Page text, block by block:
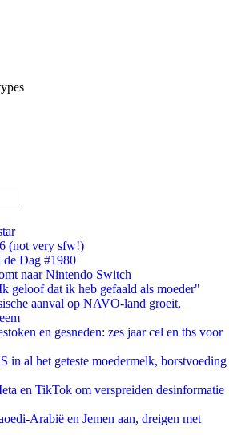
(not very sfw!)
de Dag #1980
naar Nintendo Switch
geloof dat ik heb gefaald als moeder"
aanval op NAVO-land groeit,
en gesneden: zes jaar cel en tbs voor
in al het geteste moedermelk, borstvoeding
en TikTok om verspreiden desinformatie
Arabië en Jemen aan, dreigen met